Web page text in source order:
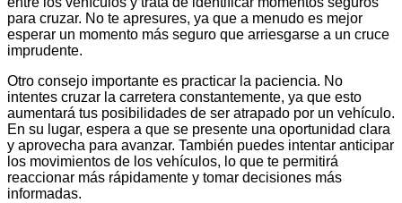
para cruzar. No te apresures, ya que a menudo es mejor
esperar un momento más seguro que arriesgarse a un cruce
imprudente.
Otro consejo importante es practicar la paciencia. No
intentes cruzar la carretera constantemente, ya que esto
aumentará tus posibilidades de ser atrapado por un vehículo.
En su lugar, espera a que se presente una oportunidad clara
y aprovecha para avanzar. También puedes intentar anticipar
los movimientos de los vehículos, lo que te permitirá
reaccionar más rápidamente y tomar decisiones más
informadas.